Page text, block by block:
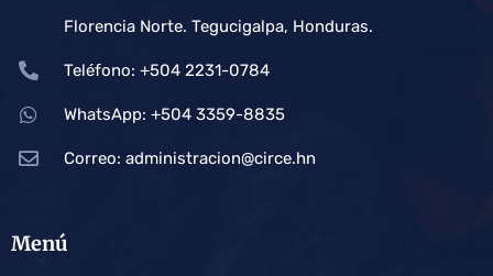
Florencia Norte. Tegucigalpa, Honduras.
Teléfono: +504 2231-0784
WhatsApp: +504 3359-8835
Correo: administracion@circe.hn
Menú